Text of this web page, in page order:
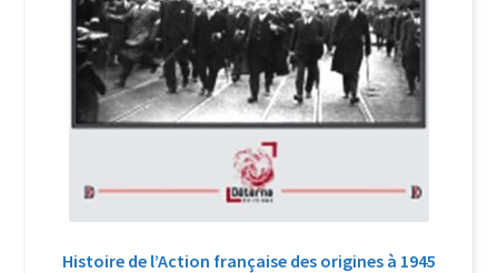
Qui sommes-nous ?
Soutien à Philippe Randa
Suivi de la Commande
Histoire de l’Action française des origines à 1945